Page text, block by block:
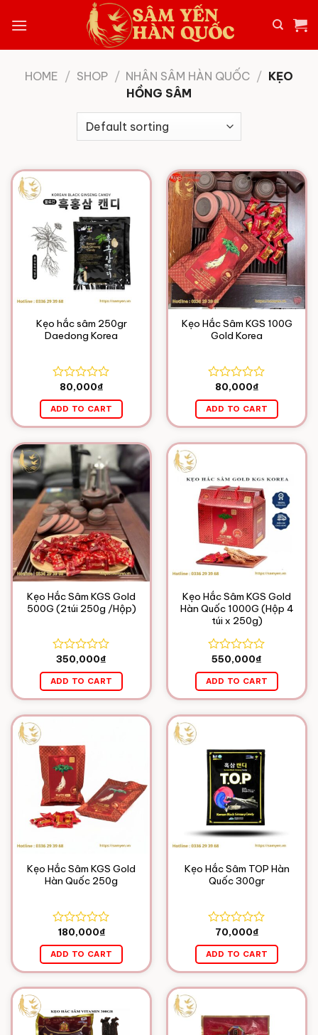
HOME / SHOP / NHÂN SÂM HÀN QUỐC / KẸO
HỒNG SÂM
Kẹo hắc sâm 250gr
Daedong Korea
Rated
0
out
of
80,000₫
ADD TO CART
Kẹo Hắc Sâm KGS 100G
Gold Korea
Rated
0
out
of
80,000₫
ADD TO CART
Kẹo Hắc Sâm KGS Gold
500G (2túi 250g /Hộp)
Rated
0
out
of
350,000₫
ADD TO CART
Kẹo Hắc Sâm KGS Gold
Hàn Quốc 1000G (Hộp 4
túi x 250g)
Rated
0
out
of
550,000₫
ADD TO CART
Kẹo Hắc Sâm KGS Gold
Hàn Quốc 250g
Rated
0
out
of
180,000₫
ADD TO CART
Kẹo Hắc Sâm TOP Hàn
Quốc 300gr
Rated
0
out
of
70,000₫
ADD TO CART